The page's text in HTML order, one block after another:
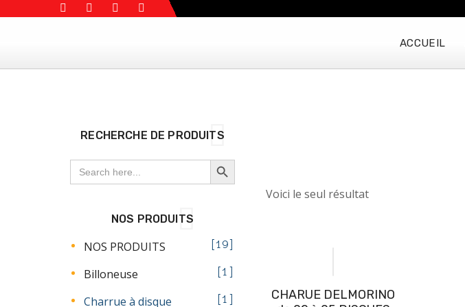
ACCUEIL
Voici le seul résultat
CHARUE DELMORINO
RECHERCHE DE PRODUITS
Search
for:
SEARCH BUTTON
NOS PRODUITS
NOS PRODUITS 19
Billoneuse 1
Charrue à disque 1